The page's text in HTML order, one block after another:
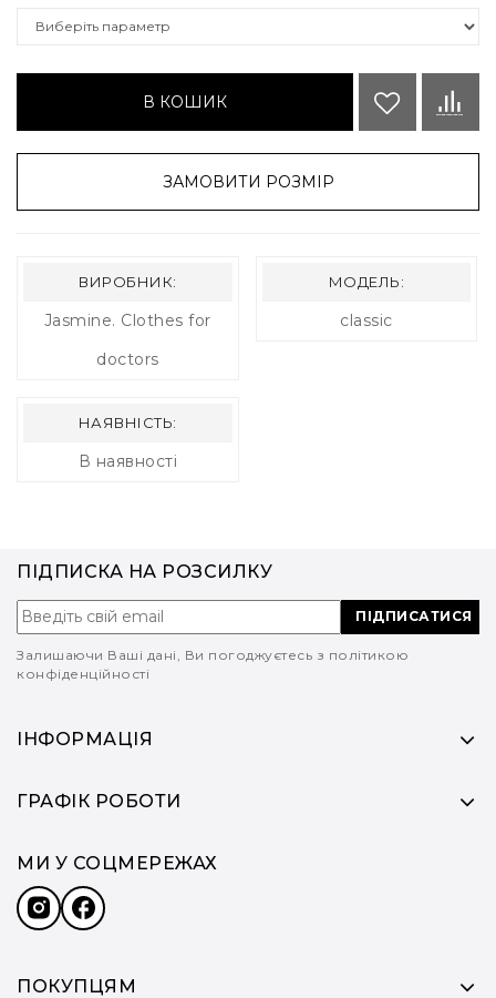
В КОШИК
ЗАМОВИТИ РОЗМІР
ВИРОБНИК:
Jasmine. Clothes for
doctors
МОДЕЛЬ:
classic
НАЯВНІСТЬ:
В наявності
ІНФОРМАЦІЯ
ГРАФІК РОБОТИ
ПОКУПЦЯМ
ПІДПИСКА НА РОЗСИЛКУ
ПІДПИСАТИСЯ
Залишаючи Ваші дані, Ви погоджуєтесь з політикою
конфіденційності
МИ У СОЦМЕРЕЖАХ